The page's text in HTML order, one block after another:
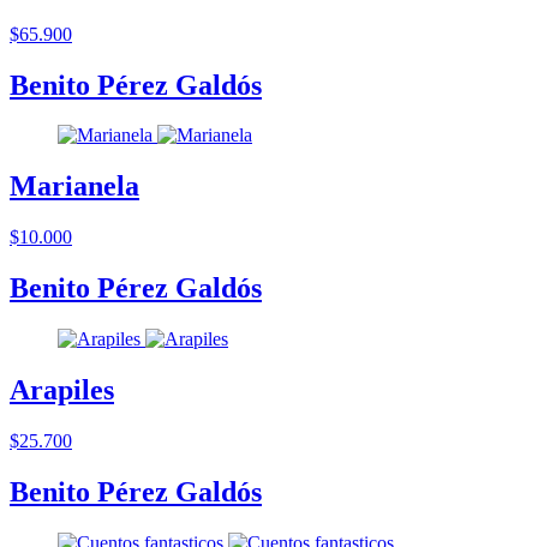
$65.900
Benito Pérez Galdós
Marianela
$10.000
Benito Pérez Galdós
Arapiles
$25.700
Benito Pérez Galdós